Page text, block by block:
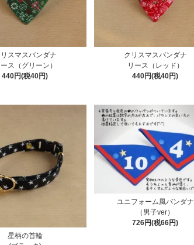
スマスバンダナ
ス（グリーン）
440円(税40円)
クリスマスバンダナ
リース（レッド）
440円(税40円)
星柄の首輪
ユニフォーム風バンダナ
（男子ver）
726円(税66円)